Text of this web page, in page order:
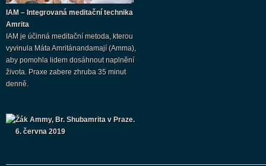
IAM – Integrovaná meditační technika
Amrita
IAM je účinná meditační metoda, kterou
vyvinula Máta Amritánandamají (Amma),
aby pomohla lidem dosáhnout naplnění
života. Praxe zabere zhruba 35 minut
denně.
Žák Ammy, Br. Shubamrita v Praze.
6. června 2019